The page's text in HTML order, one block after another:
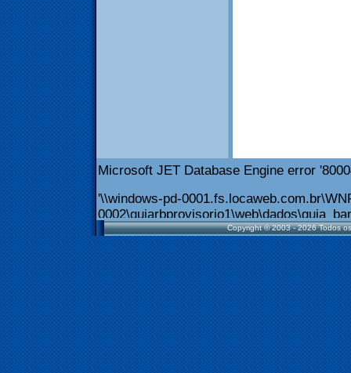
Copyright © 2003 - 2026 Todos